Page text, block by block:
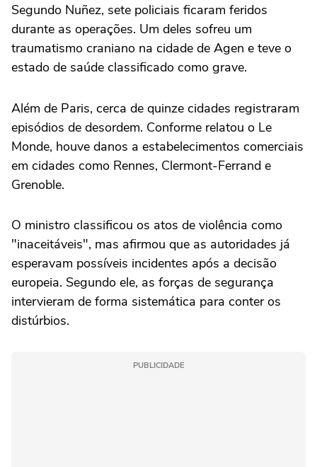
Segundo Nuñez, sete policiais ficaram feridos
durante as operações. Um deles sofreu um
traumatismo craniano na cidade de Agen e teve o
estado de saúde classificado como grave.
Além de Paris, cerca de quinze cidades registraram
episódios de desordem. Conforme relatou o Le
Monde, houve danos a estabelecimentos comerciais
em cidades como Rennes, Clermont-Ferrand e
Grenoble.
O ministro classificou os atos de violência como
"inaceitáveis", mas afirmou que as autoridades já
esperavam possíveis incidentes após a decisão
europeia. Segundo ele, as forças de segurança
intervieram de forma sistemática para conter os
distúrbios.
PUBLICIDADE